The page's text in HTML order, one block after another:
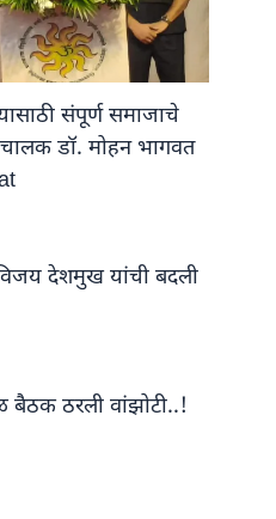
संपूर्ण समाजाचे
डॉ. मोहन भागवत
देशमुख यांची बदली
बैठक ठरली वांझोटी..!